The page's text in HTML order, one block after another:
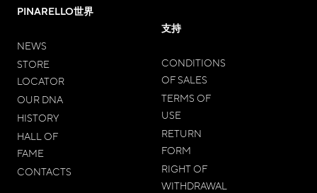
PINARELLO世界
NEWS
STORE
LOCATOR
OUR DNA
HISTORY
HALL OF
FAME
CONTACTS
支持
CONDITIONS
OF SALES
TERMS OF
USE
RETURN
FORM
RIGHT OF
WITHDRAWAL